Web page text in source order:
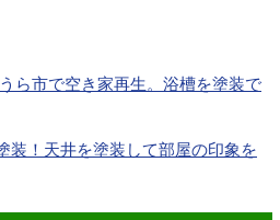
ら市で空き家再生。浴槽を塗装で
装！天井を塗装して部屋の印象を